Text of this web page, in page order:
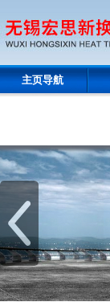
主页导航